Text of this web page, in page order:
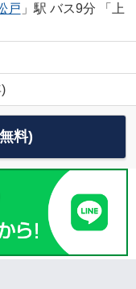
戸 」駅 バス9分 「上
料)